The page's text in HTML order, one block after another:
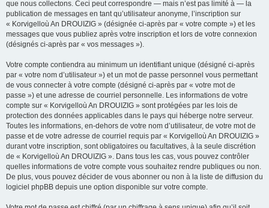
que nous collectons. Ceci peut correspondre — mais n’est pas limité à — la
publication de messages en tant qu’utilisateur anonyme, l’inscription sur
« Korvigelloù An DROUIZIG » (désignée ci-après par « votre compte ») et les
messages que vous publiez après votre inscription et lors de votre connexion
(désignés ci-après par « vos messages »).
Votre compte contiendra au minimum un identifiant unique (désigné ci-après
par « votre nom d’utilisateur ») et un mot de passe personnel vous permettant
de vous connecter à votre compte (désigné ci-après par « votre mot de
passe ») et une adresse de courriel personnelle. Les informations de votre
compte sur « Korvigelloù An DROUIZIG » sont protégées par les lois de
protection des données applicables dans le pays qui héberge notre serveur.
Toutes les informations, en-dehors de votre nom d’utilisateur, de votre mot de
passe et de votre adresse de courriel requis par « Korvigelloù An DROUIZIG »
durant votre inscription, sont obligatoires ou facultatives, à la seule discrétion
de « Korvigelloù An DROUIZIG ». Dans tous les cas, vous pouvez contrôler
quelles informations de votre compte vous souhaitez rendre publiques ou non.
De plus, vous pouvez décider de vous abonner ou non à la liste de diffusion du
logiciel phpBB depuis une option disponible sur votre compte.